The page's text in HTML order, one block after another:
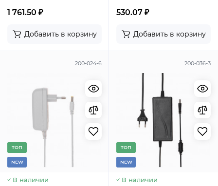
1 761.50 ₽
Добавить в корзину
530.07 ₽
Добавить в корзину
200-024-6
TОП
NEW
В наличии
200-036-3
TОП
NEW
В наличии